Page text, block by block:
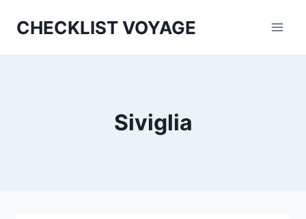
CHECKLIST VOYAGE
Siviglia